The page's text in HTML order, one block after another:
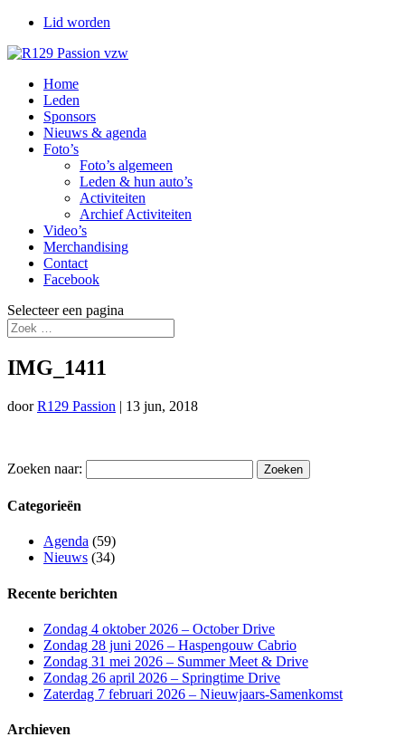
Lid worden
Home
Leden
Sponsors
Nieuws & agenda
Foto’s
Foto’s algemeen
Leden & hun auto’s
Activiteiten
Archief Activiteiten
Video’s
Merchandising
Contact
Facebook
Selecteer een pagina
IMG_1411
doorR129 Passion | 13 jun, 2018
Zoeken naar:
Categorieën
Agenda (59)
Nieuws (34)
Recente berichten
Zondag 4 oktober 2026 – October Drive
Zondag 28 juni 2026 – Haspengouw Cabrio
Zondag 31 mei 2026 – Summer Meet & Drive
Zondag 26 april 2026 – Springtime Drive
Zaterdag 7 februari 2026 – Nieuwjaars-Samenkomst
Archieven